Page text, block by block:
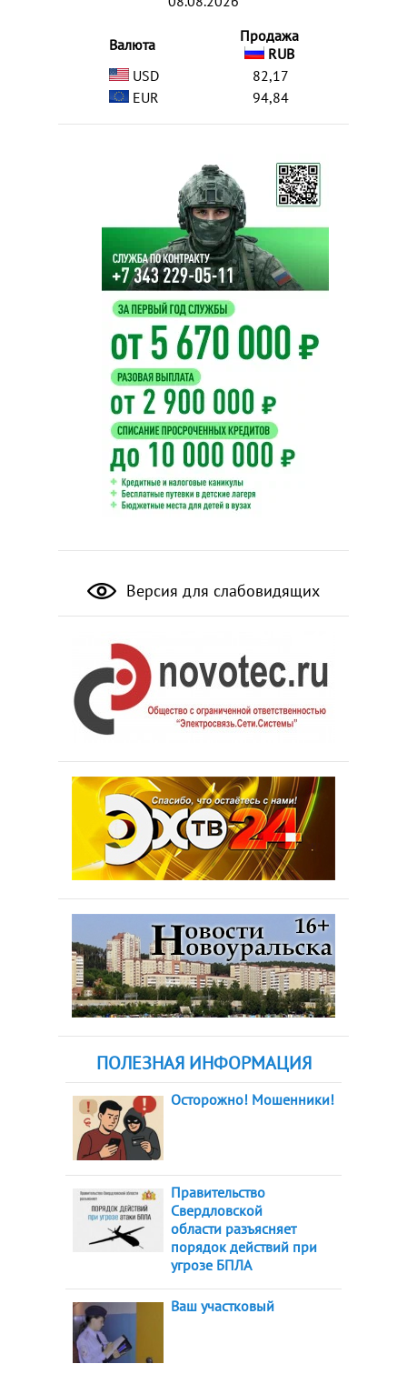
Валюта
Продажа
RUB
USD
82,17
EUR
94,84
Версия для слабовидящих
ПОЛЕЗНАЯ ИНФОРМАЦИЯ
Осторожно! Мошенники!
Правительство
Свердловской
области разъясняет
порядок действий при
угрозе БПЛА
Ваш участковый